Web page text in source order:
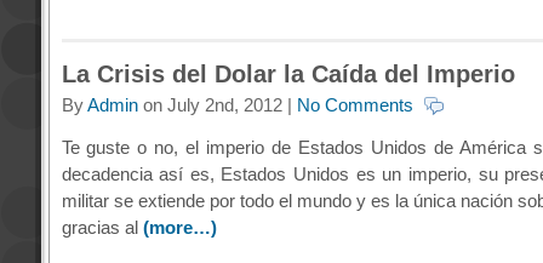
La Crisis del Dolar la Caída del Imperio
ByAdminon July 2nd, 2012 | No Comments
Te guste o no, el imperio de Estados Unidos de América
decadencia así es, Estados Unidos es un imperio, su
militar se extiende por todo el mundo y es la única nación
gracias al (more…)